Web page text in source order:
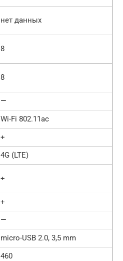
нет данных
8
8
—
Wi-Fi 802.11ac
+
4G (LTE)
+
+
—
micro-USB 2.0, 3,5 mm
460